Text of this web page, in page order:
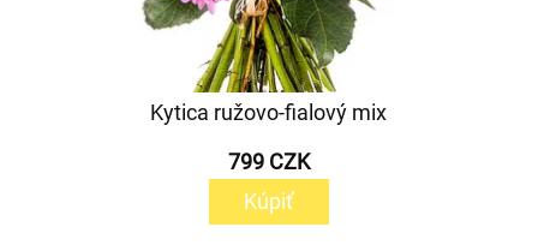
Kytica ružovo-fialový mix
799 CZK
Kúpiť